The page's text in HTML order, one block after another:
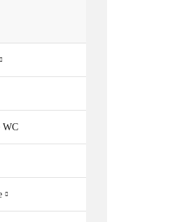
WC